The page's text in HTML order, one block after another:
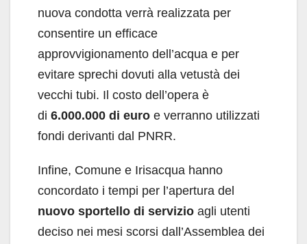
nuova condotta verrà realizzata per
consentire un efficace
approvvigionamento dell’acqua e per
evitare sprechi dovuti alla vetustà dei
vecchi tubi. Il costo dell’opera è
di 6.000.000 di euro e verranno utilizzati
fondi derivanti dal PNRR.
Infine, Comune e Irisacqua hanno
concordato i tempi per l’apertura del
nuovo sportello di servizio agli utenti
deciso nei mesi scorsi dall’Assemblea dei